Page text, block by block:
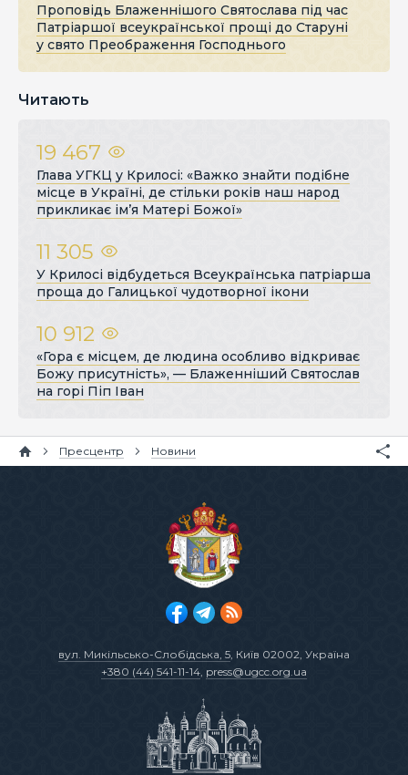
Проповідь Блаженнішого Святослава під час
Патріаршої всеукраїнської прощі до Старуні
у свято Преображення Господнього
Читають
19 467
Глава УГКЦ у Крилосі: «Важко знайти подібне
місце в Україні, де стільки років наш народ
прикликає ім’я Матері Божої»
11 305
У Крилосі відбудеться Всеукраїнська патріарша
проща до Галицької чудотворної ікони
10 912
«Гора є місцем, де людина особливо відкриває
Божу присутність», — Блаженніший Святослав
на горі Піп Іван
Пресцентр Новини
вул. Микільсько-Слобідська, 5, Київ 02002, Україна
+380 (44) 541-11-14, press@ugcc.org.ua